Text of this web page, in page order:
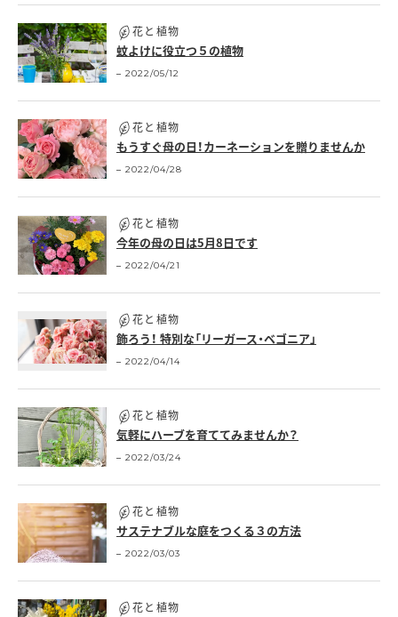
花と植物
蚊よけに役立つ５の植物
2022/05/12
花と植物
もうすぐ母の日！カーネーションを贈りませんか
2022/04/28
花と植物
今年の母の日は5月8日です
2022/04/21
花と植物
飾ろう！ 特別な「リーガース・ベゴニア」
2022/04/14
花と植物
気軽にハーブを育ててみませんか？
2022/03/24
花と植物
サステナブルな庭をつくる３の方法
2022/03/03
花と植物